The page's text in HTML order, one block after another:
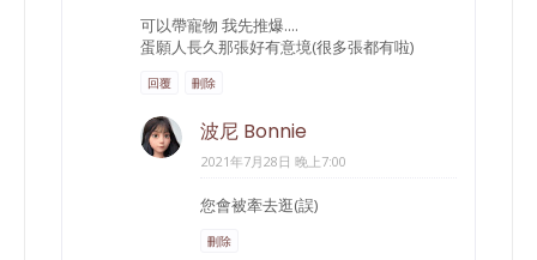
可以帶寵物 我先推爆....
蛋願人長久那張好有意境(很多張都有啦)
回覆 刪除
波尼 Bonnie
2021年7月28日 晚上7:00
您會被牽去逛(誤)
刪除